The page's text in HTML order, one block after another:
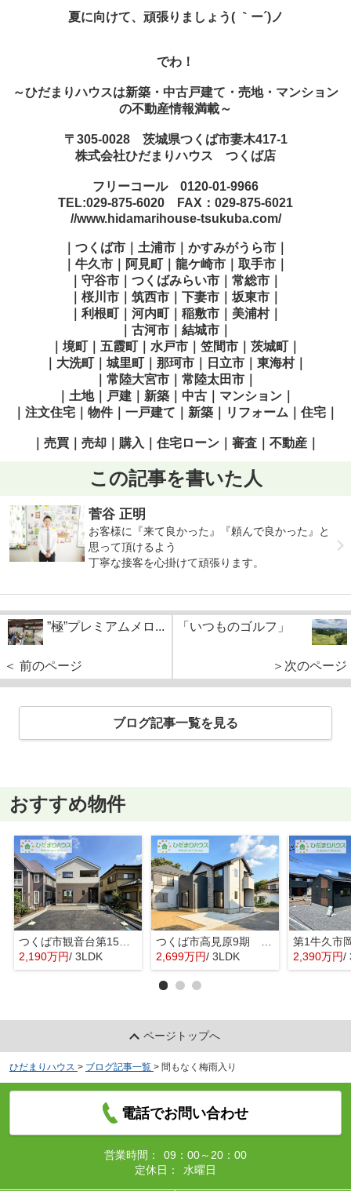
夏に向けて、頑張りましょう( ｀ー´)ノ
でわ！
～ひだまりハウスは新築・中古戸建て・売地・マンション
の不動産情報満載～
〒305-0028 茨城県つくば市妻木417-1
株式会社ひだまりハウス つくば店
フリーコール 0120-01-9966
TEL:029-875-6020 FAX：029-875-6021
//www.hidamarihouse-tsukuba.com/
｜つくば市｜土浦市｜かすみがうら市｜
｜牛久市｜阿見町｜龍ケ崎市｜取手市｜
｜守谷市｜つくばみらい市｜常総市｜
｜桜川市｜筑西市｜下妻市｜坂東市｜
｜利根町｜河内町｜稲敷市｜美浦村｜
｜古河市｜結城市｜
｜境町｜五霞町｜水戸市｜笠間市｜茨城町｜
｜大洗町｜城里町｜那珂市｜日立市｜東海村｜
｜常陸大宮市｜常陸太田市｜
｜土地｜戸建｜新築｜中古｜マンション｜
｜注文住宅｜物件｜一戸建て｜新築｜リフォーム｜住宅｜
｜売買｜売却｜購入｜住宅ローン｜審査｜不動産｜
この記事を書いた人
菅谷 正明
お客様に『来て良かった』『頼んで良かった』と
思って頂けるよう
丁寧な接客を心掛けて頑張ります。
”極”プレミアムメロ...
＜ 前のページ
「いつものゴルフ」
＞次のページ
ブログ記事一覧を見る
おすすめ物件
つくば市観音台第15 新築戸建
2,190万円/ 3LDK
つくば市高見原9期 新築戸建
2,699万円/ 3LDK 2,390万円/
ページトップへ
ひだまりハウス > ブログ記事一覧 > 間もなく梅雨入り
電話でお問い合わせ
営業時間：
09：00～20：00
定休日：
水曜日